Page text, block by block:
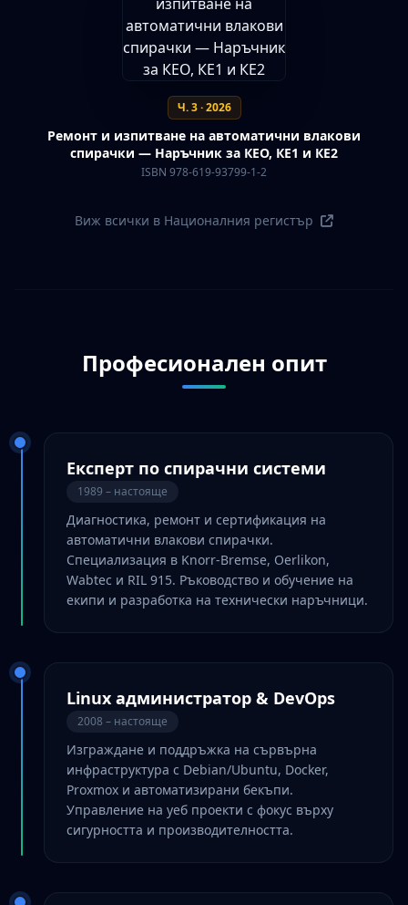
Ч. 3 · 2026
Ремонт и изпитване на автоматични влакови
спирачки — Наръчник за КЕО, КЕ1 и КЕ2
ISBN 978-619-93799-1-2
Виж всички в Националния регистър
Професионален опит
Експерт по спирачни системи
1989 – настояще
Диагностика, ремонт и сертификация на
автоматични влакови спирачки.
Специализация в Knorr-Bremse, Oerlikon,
Wabtec и RIL 915. Ръководство и обучение на
екипи и разработка на технически наръчници.
Linux администратор & DevOps
2008 – настояще
Изграждане и поддръжка на сървърна
инфраструктура с Debian/Ubuntu, Docker,
Proxmox и автоматизирани бекъпи.
Управление на уеб проекти с фокус върху
сигурността и производителността.